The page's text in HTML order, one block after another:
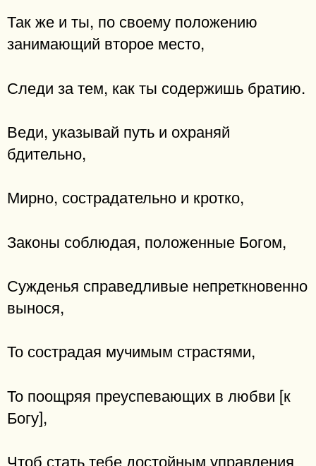
Так же и ты, по своему положению
занимающий второе место,
Следи за тем, как ты содержишь братию.
Веди, указывай путь и охраняй
бдительно,
Мирно, сострадательно и кротко,
Законы соблюдая, положенные Богом,
Сужденья справедливые непреткновенно
вынося,
То сострадая мучимым страстями,
То поощряя преуспевающих в любви [к
Богу],
Чтоб стать тебе достойным управления